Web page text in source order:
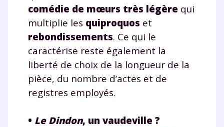
comédie de mœurs très légère qui
multiplie les quiproquos et
rebondissements. Ce qui le
caractérise reste également la
liberté de choix de la longueur de la
pièce, du nombre d’actes et de
registres employés.
• Le Dindon, un vaudeville ?